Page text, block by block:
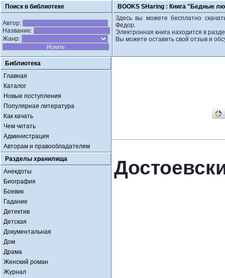
Поиск в библиотеке BOOKS SHaring : Книга "Бедные
Автор:
Название:
Жанр:
Здесь вы можете бесплатно
Федор.
Электронная книга находится в
Вы можете оставить свой отзыв и
Библиотека
Главная
Каталог
Новые поступления
Популярная литература
Как качать
Чем читать
Администрация
Авторам и правообладателям
Разделы хранилища
Анекдоты
Биография
Боевик
Гадание
Детектив
Детская
Документальная
Дом
Драма
Женский роман
Журнал